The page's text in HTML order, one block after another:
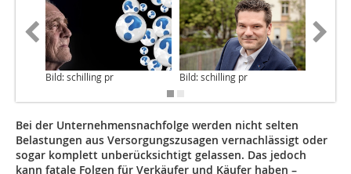
Bild: schilling pr Bild: schilling pr
Bei der Unternehmensnachfolge werden nicht selten
Belastungen aus Versorgungszusagen vernachlässigt oder
sogar komplett unberücksichtigt gelassen. Das jedoch
kann fatale Folgen für Verkäufer und Käufer haben –